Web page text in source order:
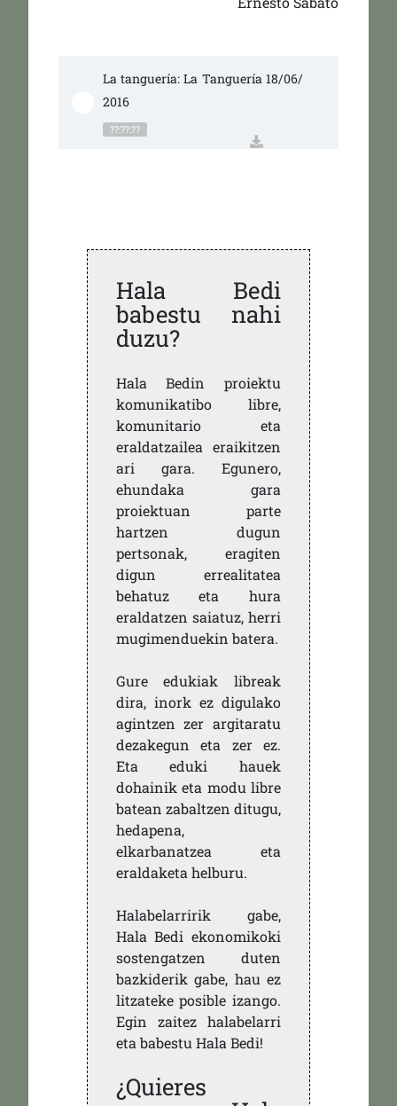
La tanguería: La Tanguería 18/06/
2016
??:??:??
Hala Bedi
babestu nahi
duzu?
Hala Bedin proiektu
komunikatibo libre,
komunitario eta
eraldatzailea eraikitzen
ari gara. Egunero,
ehundaka gara
proiektuan parte
hartzen dugun
pertsonak, eragiten
digun errealitatea
behatuz eta hura
eraldatzen saiatuz, herri
mugimenduekin batera.
Gure edukiak libreak
dira, inork ez digulako
agintzen zer argitaratu
dezakegun eta zer ez.
Eta eduki hauek
dohainik eta modu libre
batean zabaltzen ditugu,
hedapena,
elkarbanatzea eta
eraldaketa helburu.
Halabelarririk gabe,
Hala Bedi ekonomikoki
sostengatzen duten
bazkiderik gabe, hau ez
litzateke posible izango.
Egin zaitez halabelarri
eta babestu Hala Bedi!
¿Quieres